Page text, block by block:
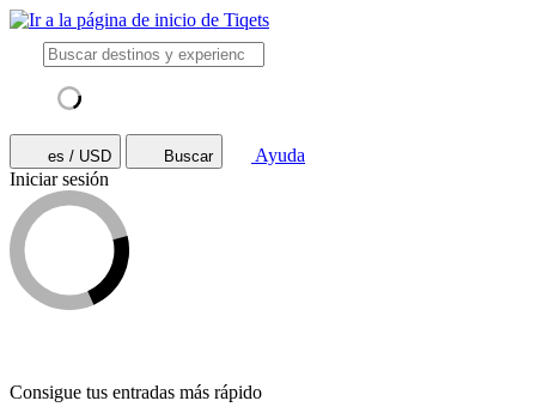
es / USD Buscar
Ayuda
Iniciar sesión
Consigue tus entradas más rápido